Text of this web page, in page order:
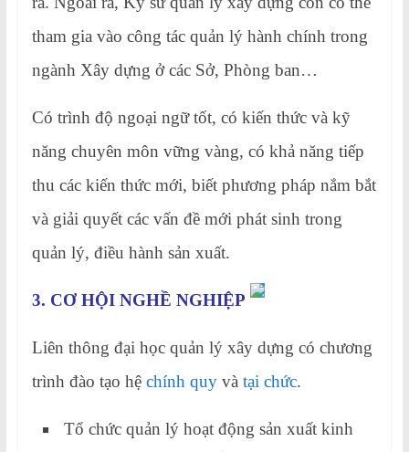
tham gia vào công tác quản lý hành chính trong
ngành Xây dựng ở các Sở, Phòng ban…
Có trình độ ngoại ngữ tốt, có kiến thức và kỹ
năng chuyên môn vững vàng, có khả năng tiếp
thu các kiến thức mới, biết phương pháp nắm bắt
và giải quyết các vấn đề mới phát sinh trong
quản lý, điều hành sản xuất.
3. CƠ HỘI NGHỀ NGHIỆP
Liên thông đại học quản lý xây dựng có chương
trình đào tạo hệ chính quyvà tại chức.
Tổ chức quản lý hoạt động sản xuất kinh